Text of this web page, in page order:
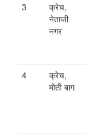
3
क्रेच,
नेताजी
नगर
4
क्रेच,
मोती बाग